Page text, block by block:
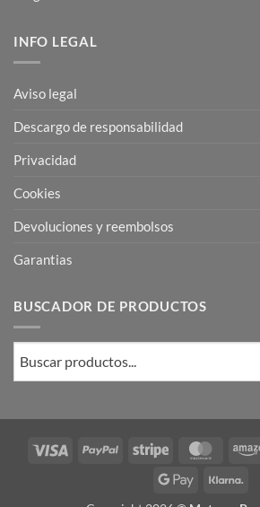
INFO LEGAL
Aviso legal
Descargo de responsabilidad
Privacidad
Cookies
Devoluciones y reembolsos
Garantias
BUSCADOR DE PRODUCTOS
Visa PayPal Stripe
Google
Pay